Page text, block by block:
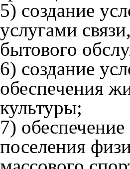
5) создание
услугами
бытового
6) создание
обеспечения
культуры;
7)
поселения